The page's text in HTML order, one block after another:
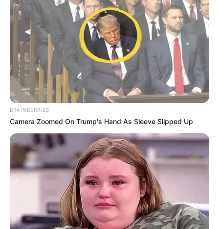
Magyar és uniós jogot is sért az Orbán-kormány
BRAINBERRIES
Camera Zoomed On Trump's Hand As Sleeve Slipped Up